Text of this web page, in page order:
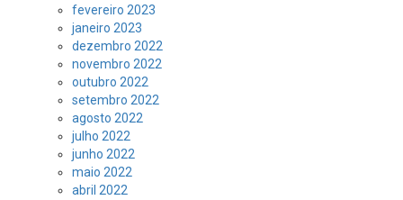
fevereiro 2023
janeiro 2023
dezembro 2022
novembro 2022
outubro 2022
setembro 2022
agosto 2022
julho 2022
junho 2022
maio 2022
abril 2022